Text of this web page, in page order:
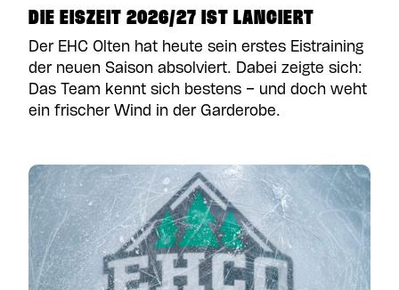
DIE EISZEIT 2026/27 IST LANCIERT
Der EHC Olten hat heute sein erstes Eistraining
der neuen Saison absolviert. Dabei zeigte sich:
Das Team kennt sich bestens – und doch weht
ein frischer Wind in der Garderobe.